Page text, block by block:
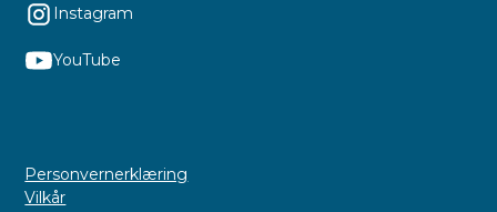
Instagram
YouTube
Personvernerklæring
Vilkår